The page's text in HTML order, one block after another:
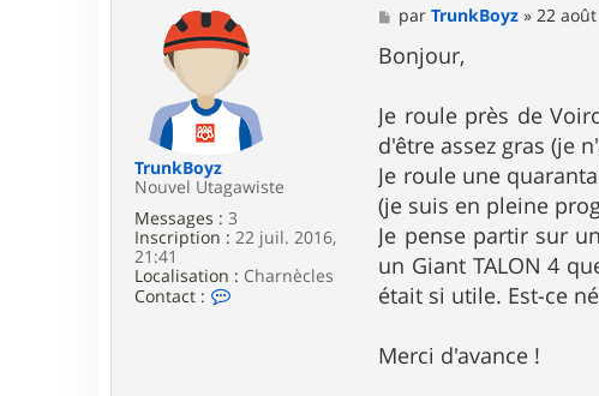
TrunkBoyz
Nouvel Utagawiste
Messages : 3
Inscription : 22 juil. 2016,
21:41
Localisation : Charnècles
Contact :
M
e
s
s
g
e
parTrunkBoyz »22
Bonjour,
Je roule près de
d'être assez gras (je
Je roule une
(je suis en pleine
Je pense partir sur
un Giant TALON 4
était si utile. Est-ce
Merci d'avance !